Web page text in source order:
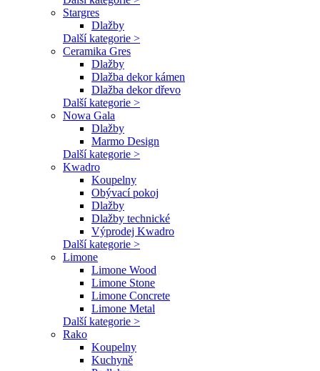
Stargres
Dlažby
Další kategorie >
Ceramika Gres
Dlažby
Dlažba dekor kámen
Dlažba dekor dřevo
Další kategorie >
Nowa Gala
Dlažby
Marmo Design
Další kategorie >
Kwadro
Koupelny
Obývací pokoj
Dlažby
Dlažby technické
Výprodej Kwadro
Další kategorie >
Limone
Limone Wood
Limone Stone
Limone Concrete
Limone Metal
Další kategorie >
Rako
Koupelny
Kuchyně